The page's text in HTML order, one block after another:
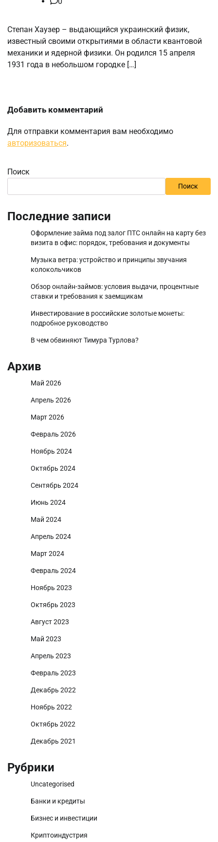
Степан Хаузер – выдающийся украинский физик,
известный своими открытиями в области квантовой
механики и ядерной физики. Он родился 15 апреля
1931 года в небольшом городке […]
Добавить комментарий
Для отправки комментария вам необходимо
авторизоваться.
Поиск
Поиск
Последние записи
Оформление займа под залог ПТС онлайн на карту без
визита в офис: порядок, требования и документы
Музыка ветра: устройство и принципы звучания
колокольчиков
Обзор онлайн-займов: условия выдачи, процентные
ставки и требования к заемщикам
Инвестирование в российские золотые монеты:
подробное руководство
В чем обвиняют Тимура Турлова?
Архив
Май 2026
Апрель 2026
Март 2026
Февраль 2026
Ноябрь 2024
Октябрь 2024
Сентябрь 2024
Июнь 2024
Май 2024
Апрель 2024
Март 2024
Февраль 2024
Ноябрь 2023
Октябрь 2023
Август 2023
Май 2023
Апрель 2023
Февраль 2023
Декабрь 2022
Ноябрь 2022
Октябрь 2022
Декабрь 2021
Рубрики
Uncategorised
Банки и кредиты
Бизнес и инвестиции
Криптоиндустрия